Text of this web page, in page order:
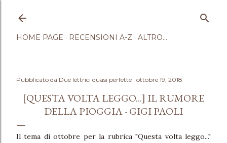
HOME PAGE RECENSIONI A-Z ALTRO…
Pubblicato da Due lettrici quasi perfette ottobre 19, 2018
[QUESTA VOLTA LEGGO...] IL RUMORE
DELLA PIOGGIA - GIGI PAOLI
Il tema di ottobre per la rubrica "Questa volta leggo..."